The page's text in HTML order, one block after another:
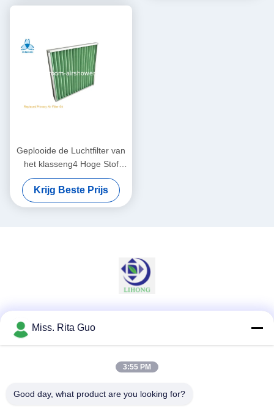
Geplooide de Luchtfilter van
het klasseng4 Hoge Stof
Holding, Systeem van de
Huishouden het Prefiltratie
Krijg Beste Prijs
Miss. Rita Guo
3:55 PM
Good day, what product are you looking for?